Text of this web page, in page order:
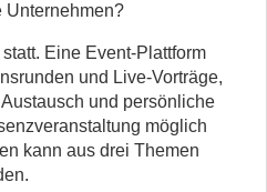
Unternehmen?
Eine Event-Plattform
und Live-Vorträge,
und persönliche
möglich
kann aus drei Themen